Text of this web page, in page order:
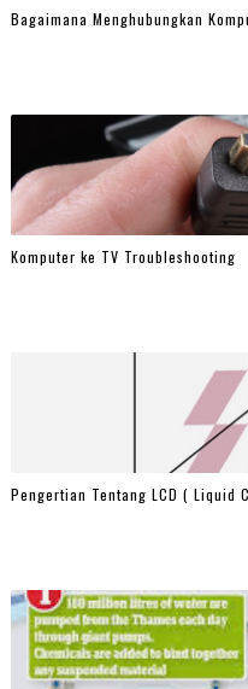
Bagaimana Menghubungkan
Komputer ke TV Troubleshooting
Pengertian Tentang LCD ( Liquid